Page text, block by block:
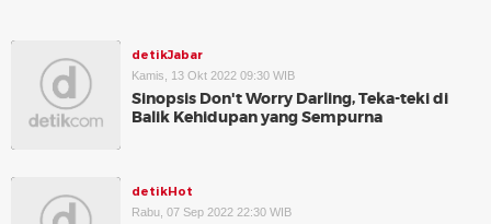
detikJabar
Kamis, 13 Okt 2022 09:30 WIB
Sinopsis Don't Worry Darling, Teka-teki di
Balik Kehidupan yang Sempurna
detikHot
Rabu, 07 Sep 2022 22:30 WIB